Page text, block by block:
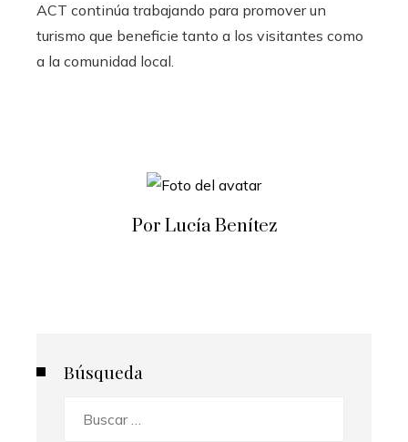
ACT continúa trabajando para promover un
turismo que beneficie tanto a los visitantes como
a la comunidad local.
Por Lucía Benítez
Búsqueda